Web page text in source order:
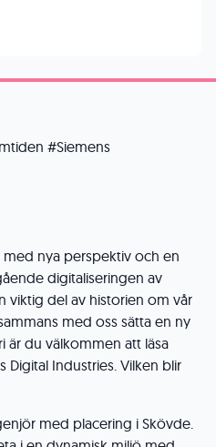
#Siemens
nya perspektiv och en
digitaliseringen av
viktig del av historien om vår
med oss sätta en ny
är du välkommen att läsa
Digital Industries. Vilken blir
med placering i Skövde.